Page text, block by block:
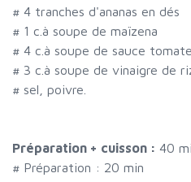
# 4 tranches d'ananas en dés
# 1 c.à soupe de maïzena
# 4 c.à soupe de sauce tomate
# 3 c.à soupe de vinaigre de
# sel, poivre.
Préparation + cuisson : 40
# Préparation : 20 min